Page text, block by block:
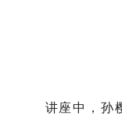
讲座中，孙